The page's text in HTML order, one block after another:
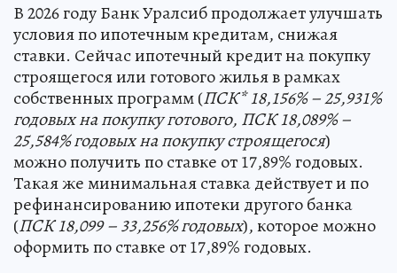
В 2026 году Банк Уралсиб продолжает улучшать
условия по ипотечным кредитам, снижая
ставки. Сейчас ипотечный кредит на покупку
строящегося или готового жилья в рамках
собственных программ (ПСК*18,156% – 25,931%
годовых на покупку готового, ПСК18,089% –
25,584% годовых на покупку строящегося)
можно получить по ставке от 17,89% годовых.
Такая же минимальная ставка действует и по
рефинансированию ипотеки другого банка
(ПСК 18,099 – 33,256% годовых), которое можно
оформить по ставке от 17,89% годовых.